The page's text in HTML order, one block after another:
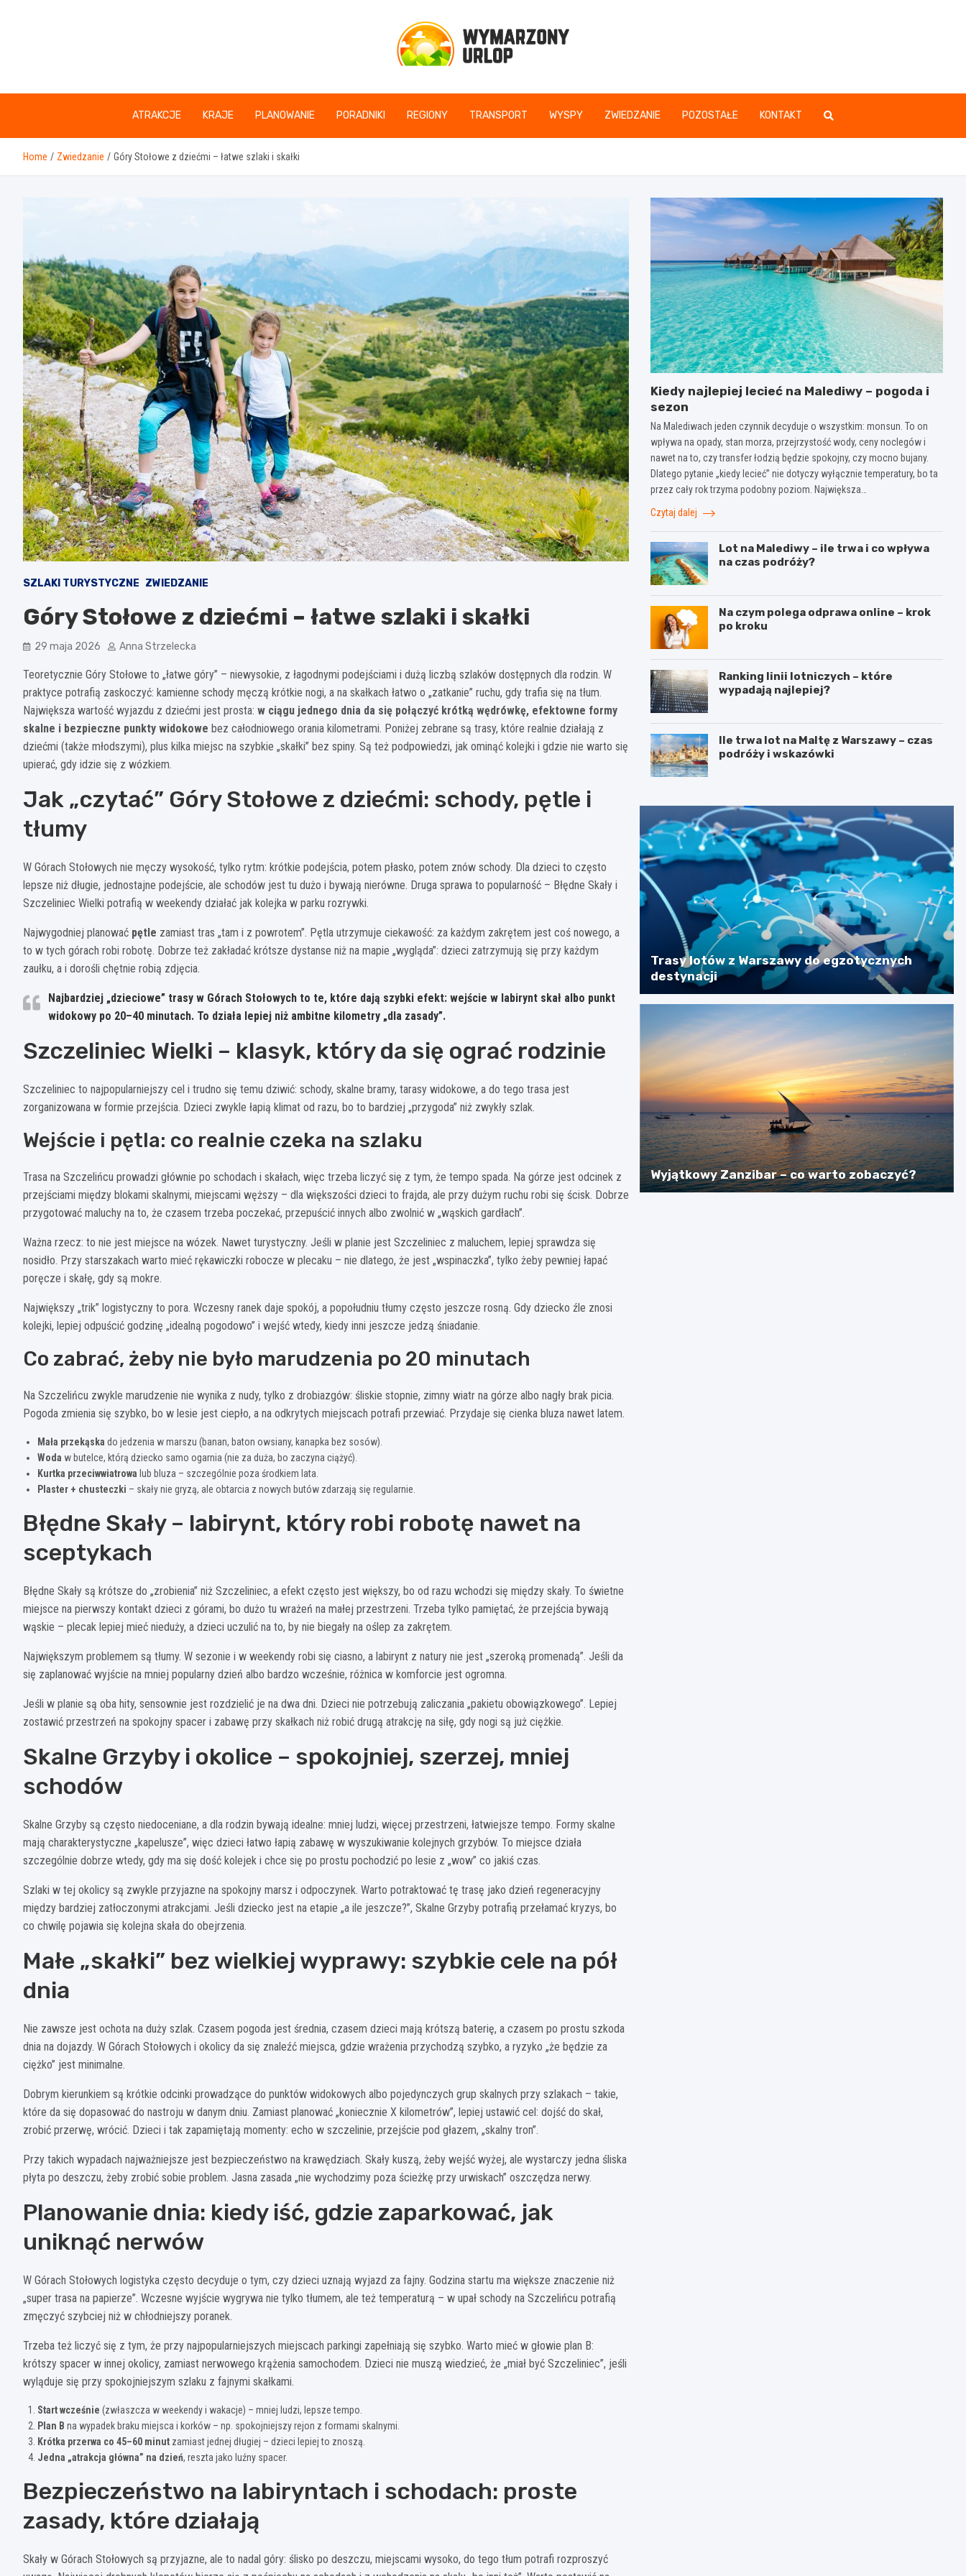
www.wymarzonyurlop.pl
ATRAKCJE KRAJE PLANOWANIE PORADNIKI REGIONY TRANSPORT WYSPY ZWIEDZANIE POZOSTAŁE KONTAKT
Home Zwiedzanie Góry Stołowe z dziećmi – łatwe szlaki i skałki
SZLAKI TURYSTYCZNE ZWIEDZANIE
Góry Stołowe z dziećmi – łatwe szlaki i skałki
29 maja 2026 Anna Strzelecka
Teoretycznie Góry Stołowe to „łatwe góry” – niewysokie, z łagodnymi podejściami i dużą liczbą szlaków dostępnych dla rodzin. W
praktyce potrafią zaskoczyć: kamienne schody męczą krótkie nogi, a na skałkach łatwo o „zatkanie” ruchu, gdy trafia się na tłum.
Największa wartość wyjazdu z dziećmi jest prosta: w ciągu jednego dnia da się połączyć krótką wędrówkę, efektowne formy
skalne i bezpieczne punkty widokowe bez całodniowego orania kilometrami. Poniżej zebrane są trasy, które realnie działają z
dziećmi (także młodszymi), plus kilka miejsc na szybkie „skałki” bez spiny. Są też podpowiedzi, jak ominąć kolejki i gdzie nie warto się
upierać, gdy idzie się z wózkiem.
Jak „czytać” Góry Stołowe z dziećmi: schody, pętle i
tłumy
W Górach Stołowych nie męczy wysokość, tylko rytm: krótkie podejścia, potem płasko, potem znów schody. Dla dzieci to często
lepsze niż długie, jednostajne podejście, ale schodów jest tu dużo i bywają nierówne. Druga sprawa to popularność – Błędne Skały i
Szczeliniec Wielki potrafią w weekendy działać jak kolejka w parku rozrywki.
Najwygodniej planować pętle zamiast tras „tam i z powrotem”. Pętla utrzymuje ciekawość: za każdym zakrętem jest coś nowego, a
to w tych górach robi robotę. Dobrze też zakładać krótsze dystanse niż na mapie „wygląda”: dzieci zatrzymują się przy każdym
zaułku, a i dorośli chętnie robią zdjęcia.
Najbardziej „dzieciowe” trasy w Górach Stołowych to te, które dają szybki efekt: wejście w labirynt skał albo punkt
widokowy po 20–40 minutach. To działa lepiej niż ambitne kilometry „dla zasady”.
Szczeliniec Wielki – klasyk, który da się ograć rodzinie
Szczeliniec to najpopularniejszy cel i trudno się temu dziwić: schody, skalne bramy, tarasy widokowe, a do tego trasa jest
zorganizowana w formie przejścia. Dzieci zwykle łapią klimat od razu, bo to bardziej „przygoda” niż zwykły szlak.
Wejście i pętla: co realnie czeka na szlaku
Trasa na Szczelińcu prowadzi głównie po schodach i skałach, więc trzeba liczyć się z tym, że tempo spada. Na górze jest odcinek z
przejściami między blokami skalnymi, miejscami węższy – dla większości dzieci to frajda, ale przy dużym ruchu robi się ścisk. Dobrze
przygotować maluchy na to, że czasem trzeba poczekać, przepuścić innych albo zwolnić w „wąskich gardłach”.
Ważna rzecz: to nie jest miejsce na wózek. Nawet turystyczny. Jeśli w planie jest Szczeliniec z maluchem, lepiej sprawdza się
nosidło. Przy starszakach warto mieć rękawiczki robocze w plecaku – nie dlatego, że jest „wspinaczka”, tylko żeby pewniej łapać
poręcze i skałę, gdy są mokre.
Największy „trik” logistyczny to pora. Wczesny ranek daje spokój, a popołudniu tłumy często jeszcze rosną. Gdy dziecko źle znosi
kolejki, lepiej odpuścić godzinę „idealną pogodowo” i wejść wtedy, kiedy inni jeszcze jedzą śniadanie.
Co zabrać, żeby nie było marudzenia po 20 minutach
Na Szczelińcu zwykle marudzenie nie wynika z nudy, tylko z drobiazgów: śliskie stopnie, zimny wiatr na górze albo nagły brak picia.
Pogoda zmienia się szybko, bo w lesie jest ciepło, a na odkrytych miejscach potrafi przewiać. Przydaje się cienka bluza nawet latem.
Mała przekąska do jedzenia w marszu (banan, baton owsiany, kanapka bez sosów).
Woda w butelce, którą dziecko samo ogarnia (nie za duża, bo zaczyna ciążyć).
Kurtka przeciwwiatrowa lub bluza – szczególnie poza środkiem lata.
Plaster + chusteczki – skały nie gryzą, ale obtarcia z nowych butów zdarzają się regularnie.
Błędne Skały – labirynt, który robi robotę nawet na
sceptykach
Błędne Skały są krótsze do „zrobienia” niż Szczeliniec, a efekt często jest większy, bo od razu wchodzi się między skały. To świetne
miejsce na pierwszy kontakt dzieci z górami, bo dużo tu wrażeń na małej przestrzeni. Trzeba tylko pamiętać, że przejścia bywają
wąskie – plecak lepiej mieć nieduży, a dzieci uczulić na to, by nie biegały na oślep za zakrętem.
Największym problemem są tłumy. W sezonie i w weekendy robi się ciasno, a labirynt z natury nie jest „szeroką promenadą”. Jeśli da
się zaplanować wyjście na mniej popularny dzień albo bardzo wcześnie, różnica w komforcie jest ogromna.
Jeśli w planie są oba hity, sensownie jest rozdzielić je na dwa dni. Dzieci nie potrzebują zaliczania „pakietu obowiązkowego”. Lepiej
zostawić przestrzeń na spokojny spacer i zabawę przy skałkach niż robić drugą atrakcję na siłę, gdy nogi są już ciężkie.
Skalne Grzyby i okolice – spokojniej, szerzej, mniej
schodów
Skalne Grzyby są często niedoceniane, a dla rodzin bywają idealne: mniej ludzi, więcej przestrzeni, łatwiejsze tempo. Formy skalne
mają charakterystyczne „kapelusze”, więc dzieci łatwo łapią zabawę w wyszukiwanie kolejnych grzybów. To miejsce działa
szczególnie dobrze wtedy, gdy ma się dość kolejek i chce się po prostu pochodzić po lesie z „wow” co jakiś czas.
Szlaki w tej okolicy są zwykle przyjazne na spokojny marsz i odpoczynek. Warto potraktować tę trasę jako dzień regeneracyjny
między bardziej zatłoczonymi atrakcjami. Jeśli dziecko jest na etapie „a ile jeszcze?”, Skalne Grzyby potrafią przełamać kryzys, bo
co chwilę pojawia się kolejna skała do obejrzenia.
Małe „skałki” bez wielkiej wyprawy: szybkie cele na pół
dnia
Nie zawsze jest ochota na duży szlak. Czasem pogoda jest średnia, czasem dzieci mają krótszą baterię, a czasem po prostu szkoda
dnia na dojazdy. W Górach Stołowych i okolicy da się znaleźć miejsca, gdzie wrażenia przychodzą szybko, a ryzyko „że będzie za
ciężko” jest minimalne.
Dobrym kierunkiem są krótkie odcinki prowadzące do punktów widokowych albo pojedynczych grup skalnych przy szlakach – takie,
które da się dopasować do nastroju w danym dniu. Zamiast planować „koniecznie X kilometrów”, lepiej ustawić cel: dojść do skał,
zrobić przerwę, wrócić. Dzieci i tak zapamiętają momenty: echo w szczelinie, przejście pod głazem, „skalny tron”.
Przy takich wypadach najważniejsze jest bezpieczeństwo na krawędziach. Skały kuszą, żeby wejść wyżej, ale wystarczy jedna śliska
płyta po deszczu, żeby zrobić sobie problem. Jasna zasada „nie wychodzimy poza ścieżkę przy urwiskach” oszczędza nerwy.
Planowanie dnia: kiedy iść, gdzie zaparkować, jak
uniknąć nerwów
W Górach Stołowych logistyka często decyduje o tym, czy dzieci uznają wyjazd za fajny. Godzina startu ma większe znaczenie niż
„super trasa na papierze”. Wczesne wyjście wygrywa nie tylko tłumem, ale też temperaturą – w upał schody na Szczelińcu potrafią
zmęczyć szybciej niż w chłodniejszy poranek.
Trzeba też liczyć się z tym, że przy najpopularniejszych miejscach parkingi zapełniają się szybko. Warto mieć w głowie plan B:
krótszy spacer w innej okolicy, zamiast nerwowego krążenia samochodem. Dzieci nie muszą wiedzieć, że „miał być Szczeliniec”, jeśli
wyląduje się przy spokojniejszym szlaku z fajnymi skałkami.
Start wcześnie (zwłaszcza w weekendy i wakacje) – mniej ludzi, lepsze tempo.
Plan B na wypadek braku miejsca i korków – np. spokojniejszy rejon z formami skalnymi.
Krótka przerwa co 45–60 minut zamiast jednej długiej – dzieci lepiej to znoszą.
Jedna „atrakcja główna” na dzień, reszta jako luźny spacer.
Bezpieczeństwo na labiryntach i schodach: proste
zasady, które działają
Skały w Górach Stołowych są przyjazne, ale to nadal góry: ślisko po deszczu, miejscami wysoko, do tego tłum potrafi rozproszyć
Kiedy najlepiej lecieć na Malediwy – pogoda i
sezon
Na Malediwach jeden czynnik decyduje o wszystkim: monsun. To on
wpływa na opady, stan morza, przejrzystość wody, ceny noclegów i
nawet na to, czy transfer łodzią będzie spokojny, czy mocno bujany.
Dlatego pytanie „kiedy lecieć” nie dotyczy wyłącznie temperatury, bo ta
przez cały rok trzyma podobny poziom. Największa…
Czytaj dalej
Lot na Malediwy – ile trwa i co wpływa
na czas podróży?
Na czym polega odprawa online – krok
po kroku
Ranking linii lotniczych – które
wypadają najlepiej?
Ile trwa lot na Maltę z Warszawy – czas
podróży i wskazówki
Trasy lotów z Warszawy do egzotycznych
destynacji
Wyjątkowy Zanzibar – co warto zobaczyć?